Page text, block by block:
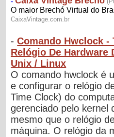
-Comando Hwclock -
Relógio De Hardware
Unix / Linux
O comando hwclock é
e configurar o relógio
Time Clock) do
gerenciado pelo kernel
mesmo que o relógio
máquina. O relógio da